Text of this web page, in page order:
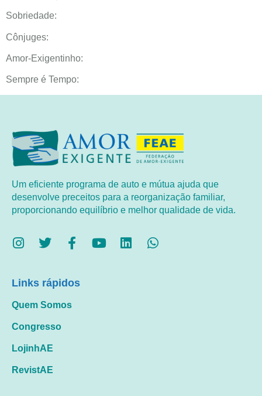
Sobriedade:
Cônjuges:
Amor-Exigentinho:
Sempre é Tempo:
Um eficiente programa de auto e mútua ajuda que
desenvolve preceitos para a reorganização familiar,
proporcionando equilíbrio e melhor qualidade de vida.
Links rápidos
Quem Somos
Congresso
LojinhAE
RevistAE